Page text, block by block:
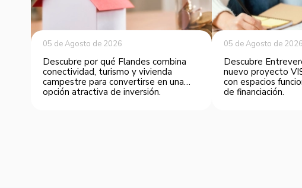
05 de Agosto de 2026
Descubre por qué Flandes combina
conectividad, turismo y vivienda
campestre para convertirse en una
opción atractiva de inversión.
05 de Agosto de 2026
Descubre
nuevo proyecto
con espacios
de financiación.